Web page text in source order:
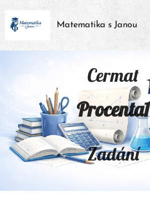
Matematika s Janou
Cermat
Procenta1
Zadání